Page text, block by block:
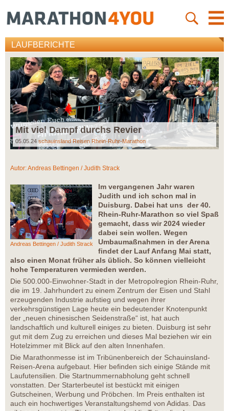
LAUFBERICHTE
Mit viel Dampf durchs Revier
05.05.24 schauinsland Reisen Rhein-Ruhr-Marathon
Autor:Andreas Bettingen / Judith Strack
Andreas Bettingen / Judith Strack
Im vergangenen Jahr waren
Judith und ich schon mal in
Duisburg. Dabei hat uns der 40.
Rhein-Ruhr-Marathon so viel Spaß
gemacht, dass wir 2024 wieder
dabei sein wollen. Wegen
Umbaumaßnahmen in der Arena
findet der Lauf Anfang Mai statt,
also einen Monat früher als üblich. So können vielleicht
hohe Temperaturen vermieden werden.
Die 500.000-Einwohner-Stadt in der Metropolregion Rhein-Ruhr,
die im 19. Jahrhundert zu einem Zentrum der Eisen und Stahl
erzeugenden Industrie aufstieg und wegen ihrer
verkehrsgünstigen Lage heute ein bedeutender Knotenpunkt
der „neuen chinesischen Seidenstraße“ ist, hat auch
landschaftlich und kulturell einiges zu bieten. Duisburg ist sehr
gut mit dem Zug zu erreichen und dieses Mal beziehen wir ein
Hotelzimmer mit Blick auf den alten Innenhafen.
Die Marathonmesse ist im Tribünenbereich der Schauinsland-
Reisen-Arena aufgebaut. Hier befinden sich einige Stände mit
Laufutensilien. Die Startnummernabholung geht schnell
vonstatten. Der Starterbeutel ist bestückt mit einigen
Gutscheinen, Werbung und Pröbchen. Im Preis enthalten ist
auch ein hochwertiges Veranstaltungshemd von Adidas. Das